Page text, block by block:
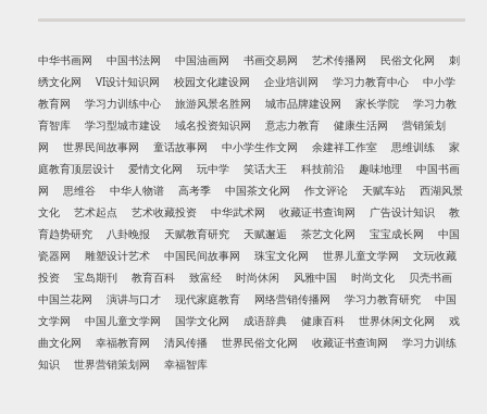
中华书画网 中国书法网 中国油画网 书画交易网 艺术传播网 民俗文化网
刺
绣文化网
VI设计知识网 校园文化建设网 企业培训网 学习力教育中心
中小学
教育网
学习力训练中心 旅游风景名胜网 城市品牌建设网 家长学院
学习力教
育智库
学习型城市建设 域名投资知识网 意志力教育 健康生活网
营销策划
网
世界民间故事网 童话故事网 中小学生作文网 余建祥工作室 思维训练
家
庭教育顶层设计
爱情文化网 玩中学 笑话大王 科技前沿 趣味地理
中国书画
网
思维谷 中华人物谱 高考季 中国茶文化网 作文评论 天赋车站
西湖风景
文化
艺术起点 艺术收藏投资 中华武术网 收藏证书查询网 广告设计知识
教
育趋势研究
八卦晚报 天赋教育研究 天赋邂逅 茶艺文化网 宝宝成长网
中国
瓷器网
雕塑设计艺术 中国民间故事网 珠宝文化网 世界儿童文学网
文玩收藏
投资
宝岛期刊 教育百科 致富经 时尚休闲 风雅中国 时尚文化
贝壳书画
中国兰花网
演讲与口才 现代家庭教育 网络营销传播网 学习力教育研究
中国
文学网
中国儿童文学网 国学文化网 成语辞典 健康百科 世界休闲文化网
戏
曲文化网
幸福教育网 清风传播 世界民俗文化网 收藏证书查询网
学习力训练
知识
世界营销策划网 幸福智库